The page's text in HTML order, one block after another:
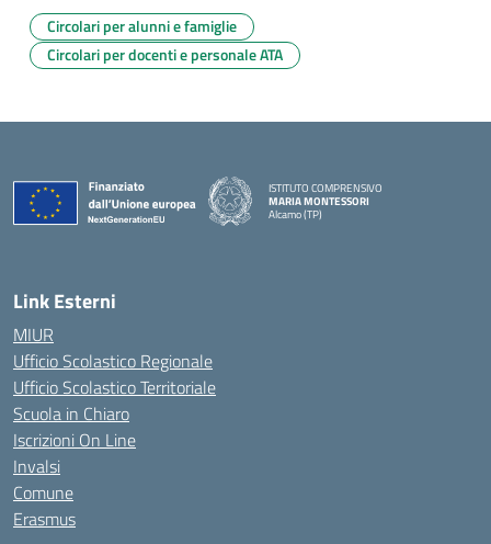
Circolari per alunni e famiglie
Circolari per docenti e personale ATA
ISTITUTO COMPRENSIVO
MARIA MONTESSORI
Alcamo (TP)
Link Esterni
MIUR
Ufficio Scolastico Regionale
Ufficio Scolastico Territoriale
Scuola in Chiaro
Iscrizioni On Line
Invalsi
Comune
Erasmus